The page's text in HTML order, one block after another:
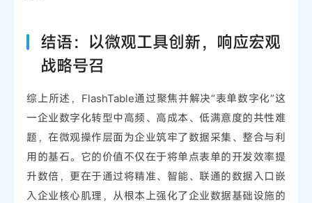
结语：以微观工具创新，响应宏观
战略号召
综上所述，FlashTable通过聚焦并解决“表单数字化”这
一企业数字化转型中高频、高成本、低满意度的共性难
题，在微观操作层面为企业筑牢了数据采集、整合与利
用的基石。它的价值不仅在于将单点表单的开发效率提
升数倍，更在于通过将精准、智能、联通的数据入口嵌
入企业核心肌理，从根本上强化了企业数据基础设施的